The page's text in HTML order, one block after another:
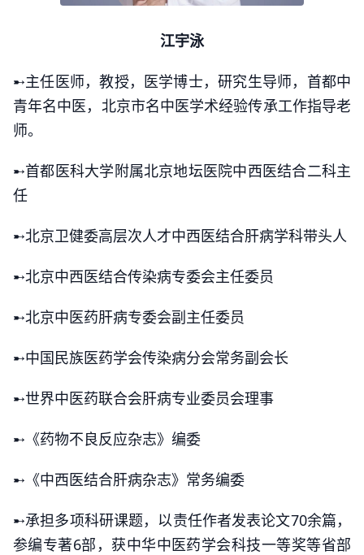
江宇泳
➸主任医师，教授，医学博士，研究生导师，首都中
青年名中医，北京市名中医学术经验传承工作指导老
师。
➸首都医科大学附属北京地坛医院中西医结合二科主
任
➸北京卫健委高层次人才中西医结合肝病学科带头人
➸北京中西医结合传染病专委会主任委员
➸北京中医药肝病专委会副主任委员
➸中国民族医药学会传染病分会常务副会长
➸世界中医药联合会肝病专业委员会理事
➸《药物不良反应杂志》编委
➸《中西医结合肝病杂志》常务编委
➸承担多项科研课题，以责任作者发表论文70余篇，
参编专著6部，获中华中医药学会科技一等奖等省部